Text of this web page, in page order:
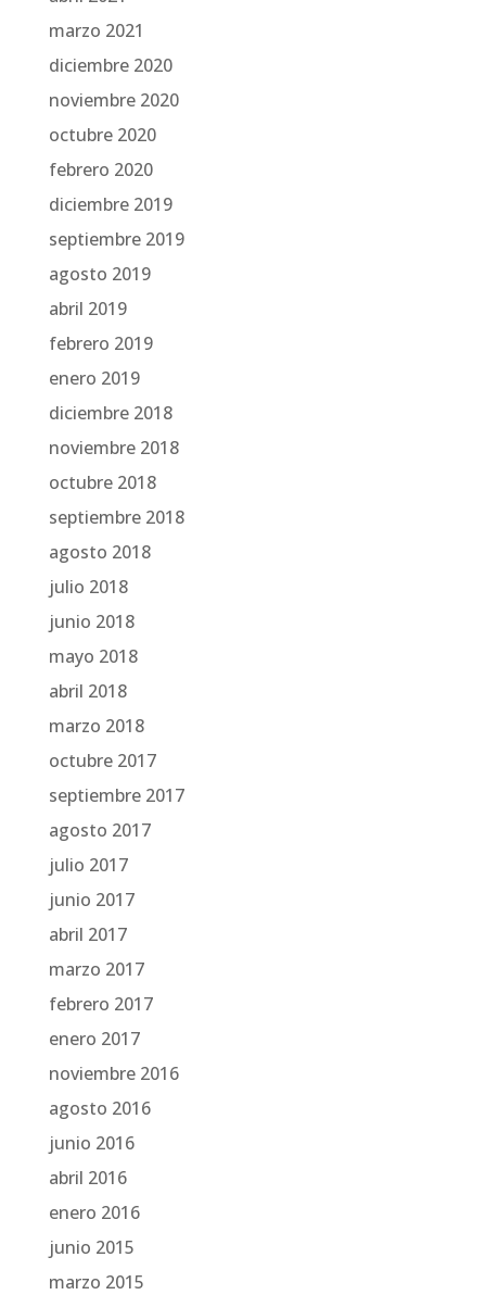
marzo 2021
diciembre 2020
noviembre 2020
octubre 2020
febrero 2020
diciembre 2019
septiembre 2019
agosto 2019
abril 2019
febrero 2019
enero 2019
diciembre 2018
noviembre 2018
octubre 2018
septiembre 2018
agosto 2018
julio 2018
junio 2018
mayo 2018
abril 2018
marzo 2018
octubre 2017
septiembre 2017
agosto 2017
julio 2017
junio 2017
abril 2017
marzo 2017
febrero 2017
enero 2017
noviembre 2016
agosto 2016
junio 2016
abril 2016
enero 2016
junio 2015
marzo 2015